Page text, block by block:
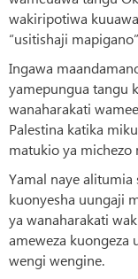
wakiripotiwa
“usitishaji
Ingawa
yamepungua tangu
wanaharakati
Palestina katika
matukio ya michezo
Yamal naye alitumia
kuonyesha uungaji
ya wanaharakati
ameweza kuongeza
wengi wengine.